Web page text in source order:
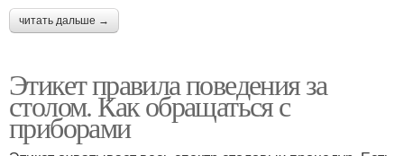
читать дальше →
Этикет правила поведения за
столом. Как обращаться с
приборами